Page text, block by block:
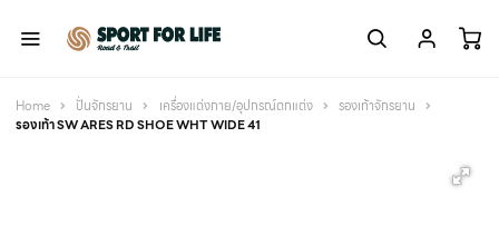
Home ปั่นจักรยาน เครื่องแต่งกาย/อุปกรณ์ตกแต่ง
รองเท้าจักรยาน
รองเท้า SW ARES RD SHOE WHT WIDE 41